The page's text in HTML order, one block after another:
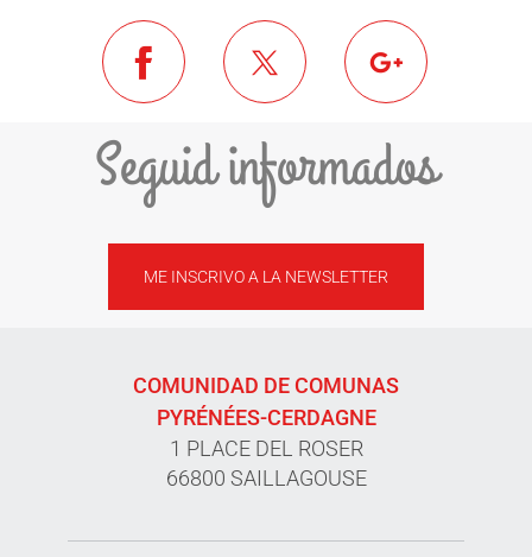
Seguid informados
ME INSCRIVO A LA NEWSLETTER
COMUNIDAD DE COMUNAS
PYRÉNÉES-CERDAGNE
1 PLACE DEL ROSER
66800 SAILLAGOUSE